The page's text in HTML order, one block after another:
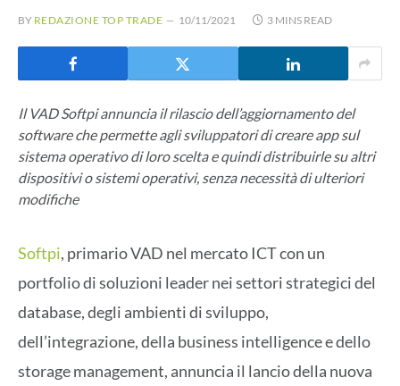
BY REDAZIONE TOP TRADE 10/11/2021 3 MINS READ
Il VAD Softpi annuncia il rilascio dell’aggiornamento del
software che permette agli sviluppatori di creare app sul
sistema operativo di loro scelta e quindi distribuirle su altri
dispositivi o sistemi operativi, senza necessità di ulteriori
modifiche
Softpi, primario VAD nel mercato ICT con un
portfolio di soluzioni leader nei settori strategici del
database, degli ambienti di sviluppo,
dell’integrazione, della business intelligence e dello
storage management, annuncia il lancio della nuova